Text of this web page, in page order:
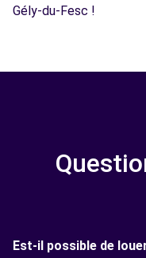
Gély-du-Fesc !
Est-il possible de